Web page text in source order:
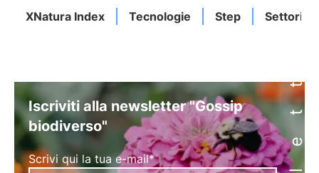
XNatura Index Tecnologie Step Settori
Iscriviti alla newsletter "Gossip
biodiverso"
Scrivi qui la tua e-mail*